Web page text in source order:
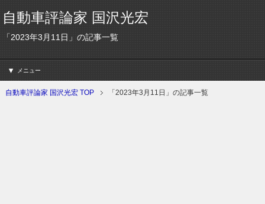
自動車評論家 国沢光宏
「2023年3月11日」の記事一覧
メニュー
自動車評論家 国沢光宏 TOP 「2023年3月11日」の記事一覧